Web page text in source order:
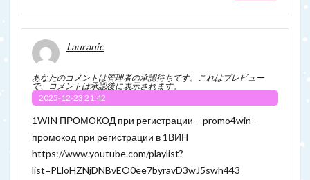
Lauranic
あなたのコメントは管理者の承認待ちです。これはプレビュー
で、コメントは承認後に表示されます。
2025-12-23 21:42
1WIN ПРОМОКОД при регистрации – promo4win –
промокод при регистрации в 1ВИН
https://www.youtube.com/playlist?
list=PLloHZNjDNBvEO0ee7byravD3wJ5swh443